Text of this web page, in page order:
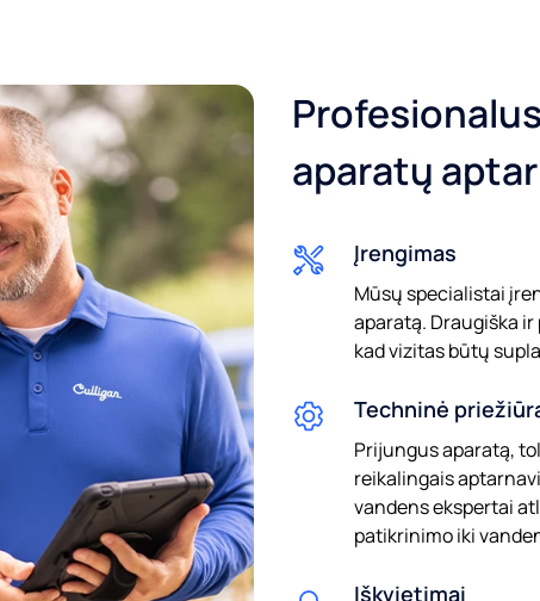
Pašto indeksas*
El. paštas
aparatų
Įrengimas
Mūsų specialistai
aparatą. Draugiška
kad vizitas būtų
Techninė
Prijungus aparatą,
reikalingais
vandens ekspertai
patikrinimo iki
Iškvietimai